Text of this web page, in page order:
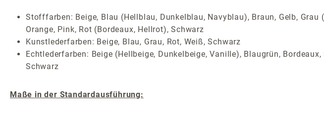
Stofffarben: Beige, Blau (Hellblau, Dunkelblau, Navyblau), Braun, Gelb,
Orange, Pink, Rot (Bordeaux, Hellrot), Schwarz
Kunstlederfarben: Beige, Blau, Grau, Rot, Weiß, Schwarz
Echtlederfarben: Beige (Hellbeige, Dunkelbeige, Vanille), Blaugrün,
Schwarz
Maße in der Standardausführung: